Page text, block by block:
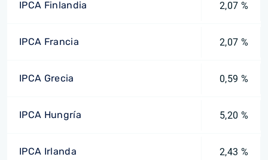
IPCA Finlandia 2,07 %
IPCA Francia 2,07 %
IPCA Grecia 0,59 %
IPCA Hungría 5,20 %
IPCA Irlanda 2,43 %